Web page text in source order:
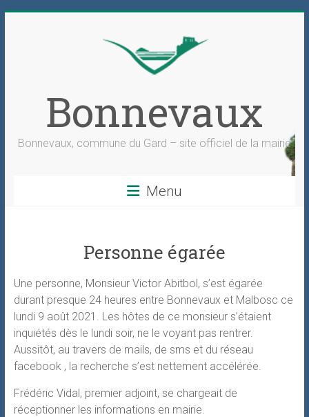
Bonnevaux
Bonnevaux, commune du Gard – site officiel de la mairie
Menu
Personne égarée
Une personne, Monsieur Victor Abitbol, s’est égarée
durant presque 24 heures entre Bonnevaux et Malbosc ce
lundi 9 août 2021. Les hôtes de ce monsieur s’étaient
inquiétés dès le lundi soir, ne le voyant pas rentrer.
Aussitôt, au travers de mails, de sms et du réseau
facebook , la recherche s’est nettement accélérée.
Frédéric Vidal, premier adjoint, se chargeait de
réceptionner les informations en mairie.